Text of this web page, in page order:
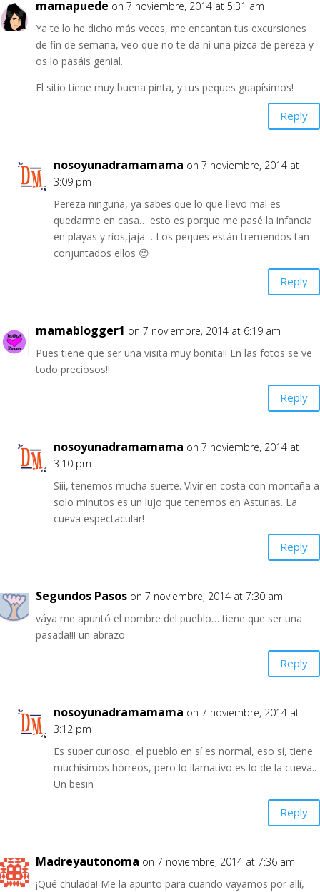
mamapuede on 7 noviembre, 2014 at 5:31 am
Ya te lo he dicho más veces, me encantan tus excursiones
de fin de semana, veo que no te da ni una pizca de pereza y
os lo pasáis genial.
El sitio tiene muy buena pinta, y tus peques guapísimos!
Reply
nosoyunadramamama on 7 noviembre, 2014 at
3:09 pm
Pereza ninguna, ya sabes que lo que llevo mal es
quedarme en casa… esto es porque me pasé la infancia
en playas y ríos,jaja… Los peques están tremendos tan
conjuntados ellos 😉
Reply
mamablogger1 on 7 noviembre, 2014 at 6:19 am
Pues tiene que ser una visita muy bonita!! En las fotos se ve
todo preciosos!!
Reply
nosoyunadramamama on 7 noviembre, 2014 at
3:10 pm
Siii, tenemos mucha suerte. Vivir en costa con montaña a
solo minutos es un lujo que tenemos en Asturias. La
cueva espectacular!
Reply
Segundos Pasos on 7 noviembre, 2014 at 7:30 am
váya me apuntó el nombre del pueblo… tiene que ser una
pasada!!! un abrazo
Reply
nosoyunadramamama on 7 noviembre, 2014 at
3:12 pm
Es super curioso, el pueblo en sí es normal, eso sí, tiene
muchísimos hórreos, pero lo llamativo es lo de la cueva..
Un besin
Reply
Madreyautonoma on 7 noviembre, 2014 at 7:36 am
¡Qué chulada! Me la apunto para cuando vayamos por allí,